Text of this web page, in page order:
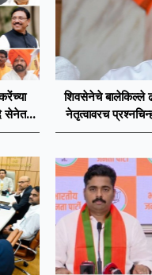
सेनेत
शिवसेनेचे बालेकिल्ले
नेतृत्वावरच